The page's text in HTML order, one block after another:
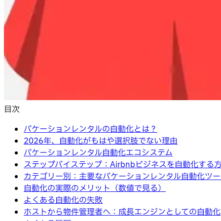
目次
バケーションレンタルの自動化とは？
2026年、自動化がもはや選択肢でない理由
バケーションレンタル自動化エコシステム
ステップバイステップ：Airbnbビジネスを自動化する
カテゴリー別：主要なバケーションレンタル自動化ツ
自動化の実際のメリット（数値で見る）
よくある自動化の失敗
ホストから物件管理者へ：成長エンジンとしての自動化